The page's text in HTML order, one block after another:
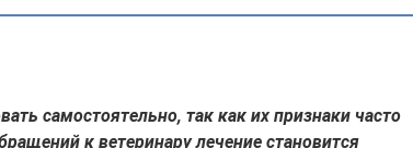
самостоятельно, так как их признаки часто
к ветеринару лечение становится